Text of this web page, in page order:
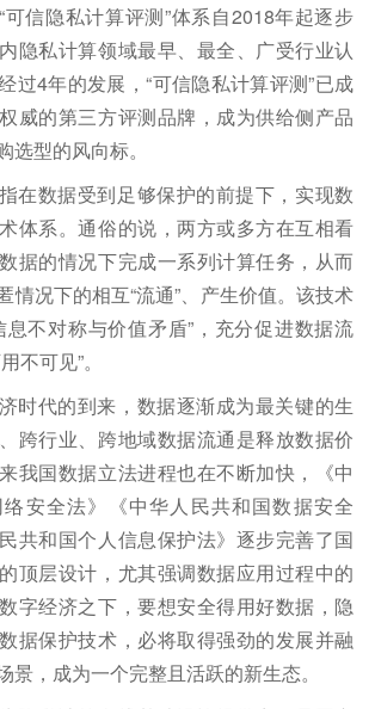
“可信隐私计算评测”体系自2018年起逐步
隐私计算领域最早、最全、广受行业认
过4年的发展，“可信隐私计算评测”已成
威的第三方评测品牌，成为供给侧产品
型的风向标。
在数据受到足够保护的前提下，实现数
体系。通俗的说，两方或多方在互相看
据的情况下完成一系列计算任务，从而
情况下的相互“流通”、产生价值。该技术
息不对称与价值矛盾”，充分促进数据流
不可见”。
时代的到来，数据逐渐成为最关键的生
跨行业、跨地域数据流通是释放数据价
我国数据立法进程也在不断加快，《中
安全法》《中华人民共和国数据安全
共和国个人信息保护法》逐步完善了国
顶层设计，尤其强调数据应用过程中的
字经济之下，要想安全得用好数据，隐
据保护技术，必将取得强劲的发展并融
景，成为一个完整且活跃的新生态。